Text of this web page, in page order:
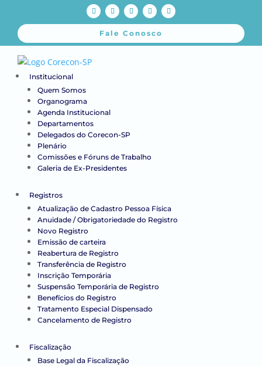
Fale Conosco
Institucional
Quem Somos
Organograma
Agenda Institucional
Departamentos
Delegados do Corecon-SP
Plenário
Comissões e Fóruns de Trabalho
Galeria de Ex-Presidentes
Registros
Atualização de Cadastro Pessoa Física
Anuidade / Obrigatoriedade do Registro
Novo Registro
Emissão de carteira
Reabertura de Registro
Transferência de Registro
Inscrição Temporária
Suspensão Temporária de Registro
Benefícios do Registro
Tratamento Especial Dispensado
Cancelamento de Registro
Fiscalização
Base Legal da Fiscalização